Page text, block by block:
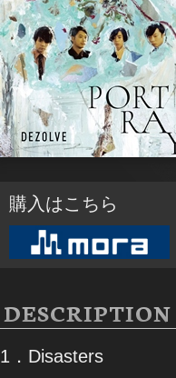
購入はこちら
DESCRIPTION
1．Disasters